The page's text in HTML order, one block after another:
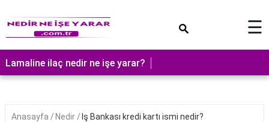
☰
Lamaline ilaç nedir ne işe yarar?
Anasayfa Nedir Iş Bankası kredi kartı ismi nedir?